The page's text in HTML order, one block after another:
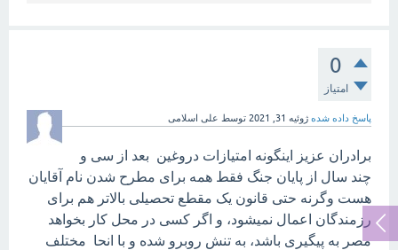
0
امتیاز
پاسخ داده شده ژوئیه 31, 2021 توسط علی اسلامی
برادران عزیز اینگونه امتیازات دروغین بعد از سی و
چند سال از پایان جنگ فقط همه برای مطرح شدن نام آقایان
هست وگرنه حتی قانون یک مقطع تحصیلی بالاتر هم برای
رزمندگان اعمال نمیشود، و اگر کسی در محل کار بخواهد
مصر به پیگیری باشد، به تنش روبرو شده و با انحا مختلف